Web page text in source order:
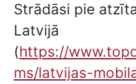
Strādāsi pie
Latvijā
(https://
ms/latvijas-